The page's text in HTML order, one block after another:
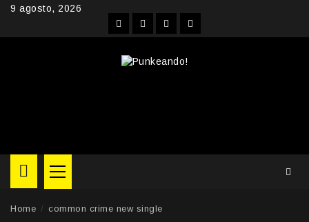
Skip9 agosto, 2026
FacebookInstagram
YouTubeTwitter
Primary
Menu
Home common crime new single